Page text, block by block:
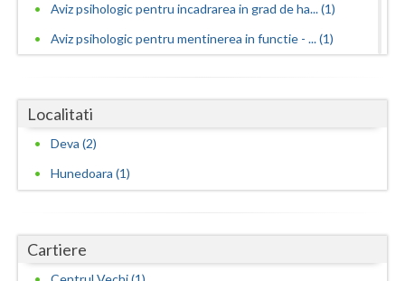
Salaj
Satu-Mare
Suceava
Tulcea
Aviz psihologic pentru incadrarea in grad de ha... (1)
Aviz psihologic pentru mentinerea in functie - ... (1)
Aviz psihologic pentru obtinerea permisului de ... (1)
Aviz psihologic si evaluare clinica la cerere c... (1)
Avize psihologice necesare la angajare si menti... (1)
Consiliere psihologica (2)
Localitati
Deva (2)
Hunedoara (1)
Cartiere